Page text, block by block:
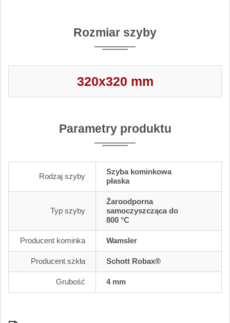
Rozmiar szyby
320x320 mm
Parametry produktu
Rodzaj szyby
Szyba kominkowa
płaska
Typ szyby
Żaroodporna
samoczyszcząca do
800 °C
Producent kominka Wamsler
Producent szkła Schott Robax®
Grubość 4 mm